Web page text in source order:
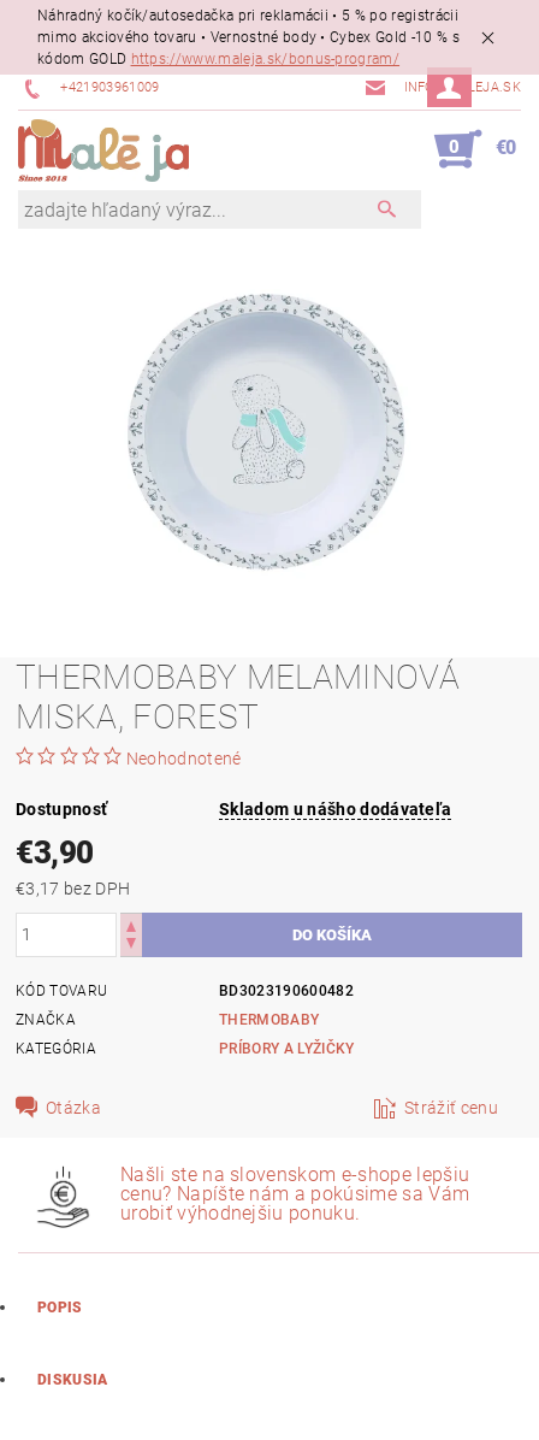
Náhradný kočík/autosedačka pri reklamácii • 5 % po registrácii
mimo akciového tovaru • Vernostné body • Cybex Gold -10 % s
kódom GOLD https://www.maleja.sk/bonus-program/
+421903961009 INFO@MALEJA.SK
0 €0
THERMOBABY MELAMINOVÁ
MISKA, FOREST
Neohodnotené
Dostupnosť Skladom u nášho dodávateľa
€3,90
€3,17 bez DPH
KÓD TOVARU
BD3023190600482
ZNAČKA
THERMOBABY
KATEGÓRIA
PRÍBORY A LYŽIČKY
Otázka Strážiť cenu
Našli ste na slovenskom e-shope lepšiu
cenu? Napíšte nám a pokúsime sa Vám
urobiť výhodnejšiu ponuku.
POPIS
DISKUSIA